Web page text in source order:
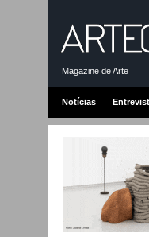
Magazine de Arte
Notícias